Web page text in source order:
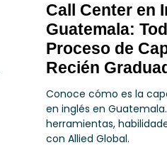
Call Center en
Guatemala:
Proceso de
Recién
Conoce cómo es la
en inglés en
herramientas,
con Allied Global.